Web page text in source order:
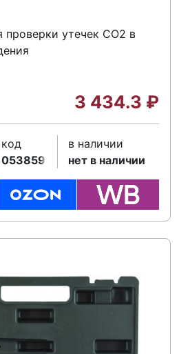
проверки утечек СО2 в
3 434.3 ₽
код
053859
в наличии
нет в наличии